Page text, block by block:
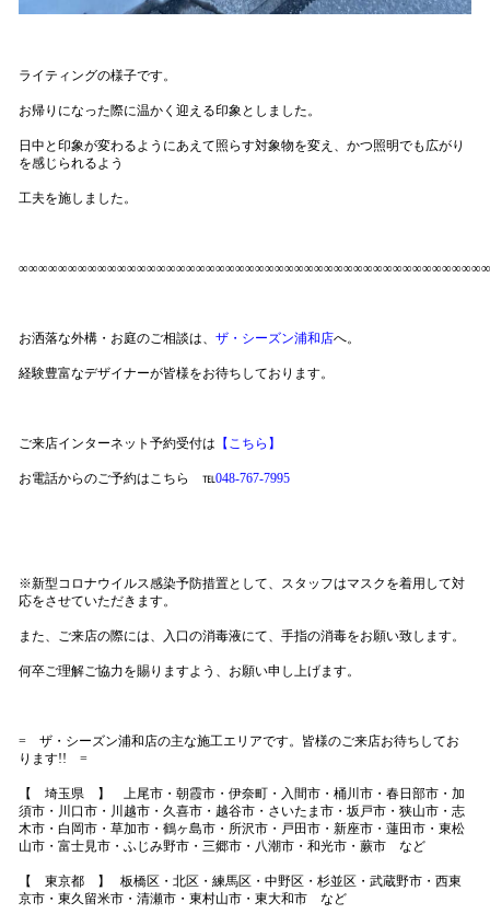
ライティングの様子です。
お帰りになった際に温かく迎える印象としました。
日中と印象が変わるようにあえて照らす対象物を変え、かつ照明でも広がり
を感じられるよう
工夫を施しました。
お洒落な外構・お庭のご相談は、 ザ・シーズン浦和店へ。
経験豊富なデザイナーが皆様をお待ちしております。
ご来店インターネット予約受付は 【こちら 】
お電話からのご予約はこちら ℡048-767-7995
※新型コロナウイルス感染予防措置として、スタッフはマスクを着用して対
応をさせていただきます。
また、ご来店の際には、入口の消毒液にて、手指の消毒をお願い致します。
何卒ご理解ご協力を賜りますよう、お願い申し上げます。
= ザ・シーズン浦和店の主な施工エリアです。皆様のご来店お待ちしてお
ります!! =
【 埼玉県 】 上尾市・朝霞市・伊奈町・入間市・桶川市・春日部市・加
須市・川口市・川越市・久喜市・越谷市・さいたま市・坂戸市・狭山市・志
木市・白岡市・草加市・鶴ヶ島市・所沢市・戸田市・新座市・蓮田市・東松
山市・富士見市・ふじみ野市・三郷市・八潮市・和光市・蕨市 など
【 東京都 】 板橋区・北区・練馬区・中野区・杉並区・武蔵野市・西東
京市・東久留米市・清瀬市・東村山市・東大和市 など